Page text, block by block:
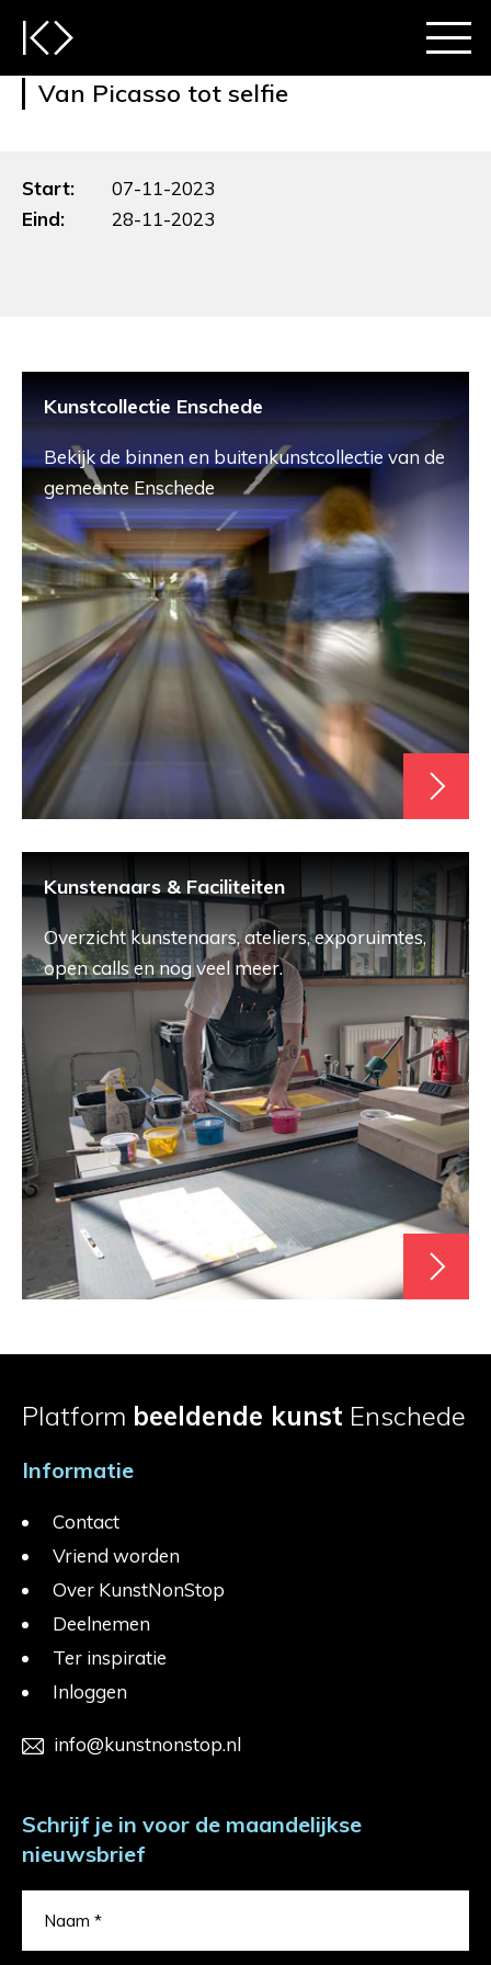
Van Picasso tot selfie
Start:
07-11-2023
Eind:
28-11-2023
Kunstcollectie Enschede
Bekijk de binnen en buitenkunstcollectie van de
gemeente Enschede
Kunstenaars & Faciliteiten
Overzicht kunstenaars, ateliers, exporuimtes,
open calls en nog veel meer.
Platform beeldende kunst Enschede
Informatie
Contact
Vriend worden
Over KunstNonStop
Deelnemen
Ter inspiratie
Inloggen
info@kunstnonstop.nl
Schrijf je in voor de maandelijkse
nieuwsbrief